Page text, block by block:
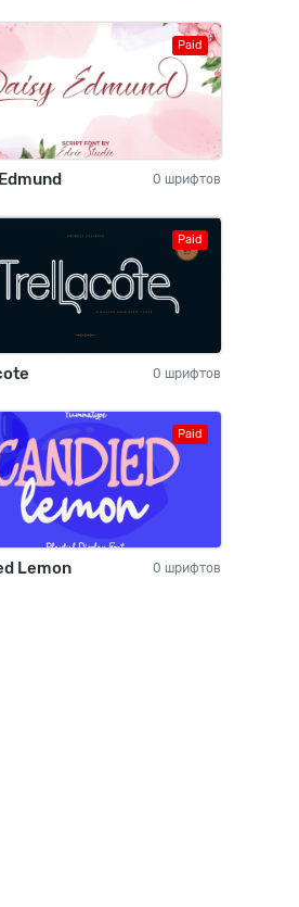
Paid
0 шрифтов
Paid
0 шрифтов
Paid
Lemon 0 шрифтов